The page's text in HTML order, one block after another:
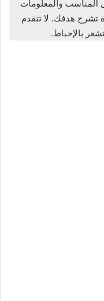
المناسب والمعلومات
تشرح هدفك. لا تتقدم
بالإحباط.